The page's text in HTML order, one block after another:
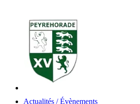
Actualités / Évènements